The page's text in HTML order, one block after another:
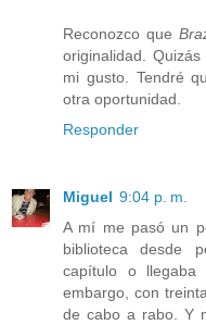
Reconozco que
originalidad.
mi gusto. Tendré
otra oportunidad.
Responder
Miguel 9:04 p. m.
A mí me pasó un
biblioteca desde
capítulo o
embargo, con
de cabo a rabo. Y